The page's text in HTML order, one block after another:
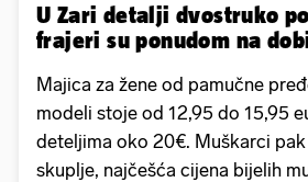
U Zari detalji dvostruko
frajeri su ponudom na
Majica za žene od pamučne
modeli stoje od 12,95 do 15,95
deteljima oko 20€. Muškarci
skuplje, najčešća cijena bijelih